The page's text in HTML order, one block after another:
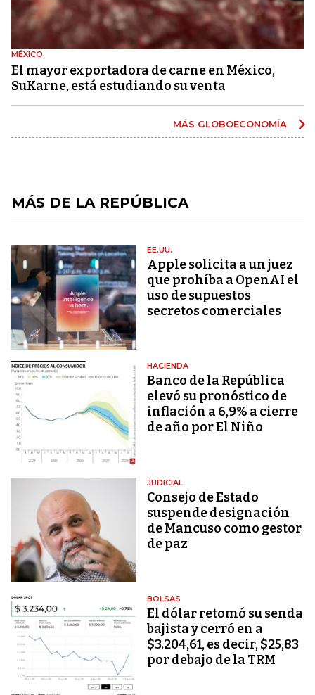
MÉXICO
El mayor exportadora de carne en México,
SuKarne, está estudiando su venta
MÁS GLOBOECONOMÍA
MÁS DE LA REPÚBLICA
EE.UU.
Apple solicita a un juez
que prohíba a OpenAI el
uso de supuestos
secretos comerciales
HACIENDA
Banco de la República
elevó su pronóstico de
inflación a 6,9% a cierre
de año por El Niño
JUDICIAL
Consejo de Estado
suspende designación
de Mancuso como gestor
de paz
BOLSAS
El dólar retomó su senda
bajista y cerró en a
$3.204,61, es decir, $25,83
por debajo de la TRM